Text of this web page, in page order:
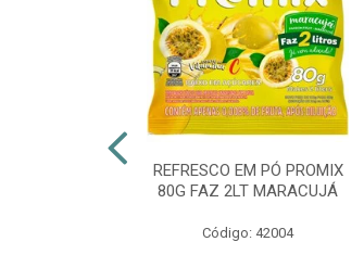
REFRESCO EM PÓ PROMIX
80G FAZ 2LT MARACUJÁ
Código: 42004